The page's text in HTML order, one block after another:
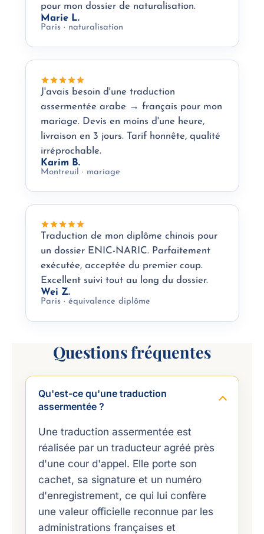
pour mon dossier de naturalisation.
Marie L.
Paris · naturalisation
J'avais besoin d'une traduction
assermentée arabe → français pour mon
mariage. Devis en moins d'une heure,
livraison en 3 jours. Tarif honnête, qualité
irréprochable.
Karim B.
Montreuil · mariage
Traduction de mon diplôme chinois pour
un dossier ENIC-NARIC. Parfaitement
exécutée, acceptée du premier coup.
Excellent suivi tout au long du dossier.
Wei Z.
Paris · équivalence diplôme
Questions fréquentes
Qu'est-ce qu'une traduction
assermentée ?
Une traduction assermentée est
réalisée par un traducteur agréé près
d'une cour d'appel. Elle porte son
cachet, sa signature et un numéro
d'enregistrement, ce qui lui confère
une valeur officielle reconnue par les
administrations françaises et